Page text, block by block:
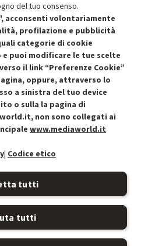
sul prodotto ricondizionato.
Recedere dal contratto qui
del tuo consenso.
acconsenti volontariamente
profilazione e pubblicità
categorie di cookie
e puoi modificare le tue scelte
il link “Preferenze Cookie”
oppure, attraverso lo
a sinistra del tuo device
o sulla la pagina di
non sono collegati ai
www.mediaworld.it
| Codice etico
tutti
tutti